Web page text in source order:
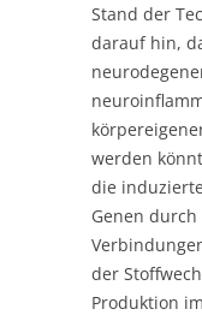
Stand der
darauf hin,
werden
die
Genen
der
Produktion